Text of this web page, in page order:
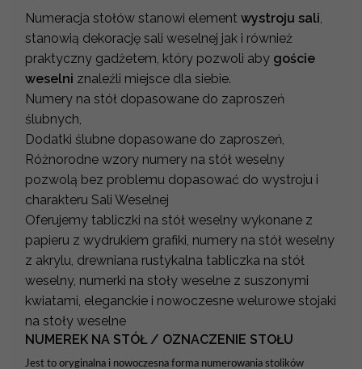
Numeracja stołów stanowi element wystroju sali
stanowią dekorację sali weselnej jak i również
praktyczny gadżetem, który pozwoli aby goście
weselni znaleźli miejsce dla siebie.
Numery na stół dopasowane do zaproszeń
ślubnych,
Dodatki ślubne dopasowane do zaproszeń,
Różnorodne wzory numery na stół weselny
pozwolą bez problemu dopasować do wystroju i
charakteru Sali Weselnej
Oferujemy tabliczki na stół weselny wykonane z
papieru z wydrukiem grafiki, numery na stół weselny
z akrylu, drewniana rustykalna tabliczka na stół
weselny, numerki na stoły weselne z suszonymi
kwiatami, eleganckie i nowoczesne welurowe stojaki
na stoły weselne
NUMEREK NA STÓŁ / OZNACZENIE STOŁU
Jest to oryginalna i nowoczesna forma numerowania stolików